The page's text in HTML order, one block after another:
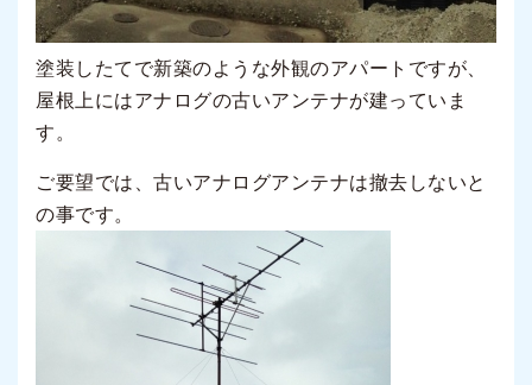
塗装したてで新築のような外観のアパートですが、
屋根上にはアナログの古いアンテナが建っていま
す。
ご要望では、古いアナログアンテナは撤去しないと
の事です。